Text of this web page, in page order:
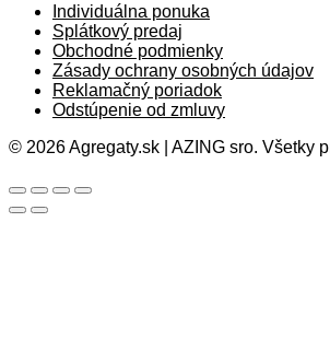
Individuálna ponuka
Splátkový predaj
Obchodné podmienky
Zásady ochrany osobných údajov
Reklamačný poriadok
Odstúpenie od zmluvy
© 2026 Agregaty.sk | AZING sro. Všetky